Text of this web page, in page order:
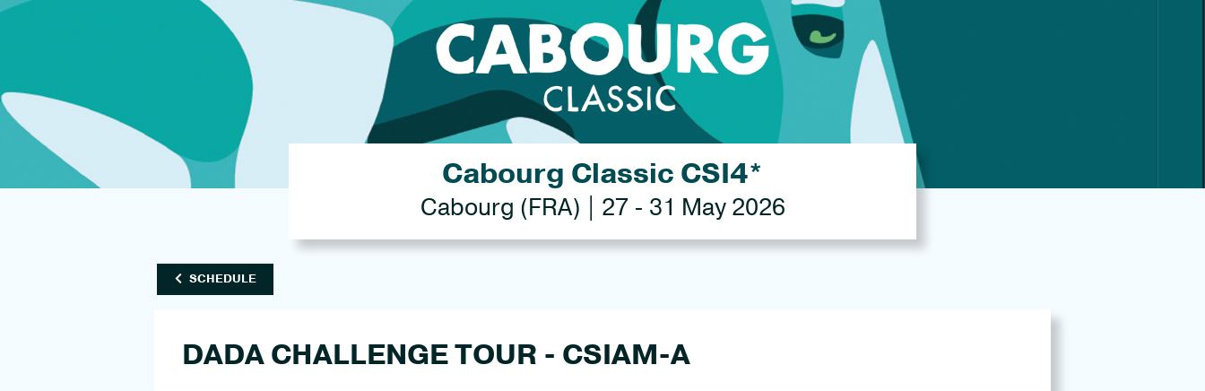
Cabourg Classic CSI4*
Cabourg (FRA) | 27 - 31 May 2026
SCHEDULE
DADA CHALLENGE TOUR - CSIAM-A